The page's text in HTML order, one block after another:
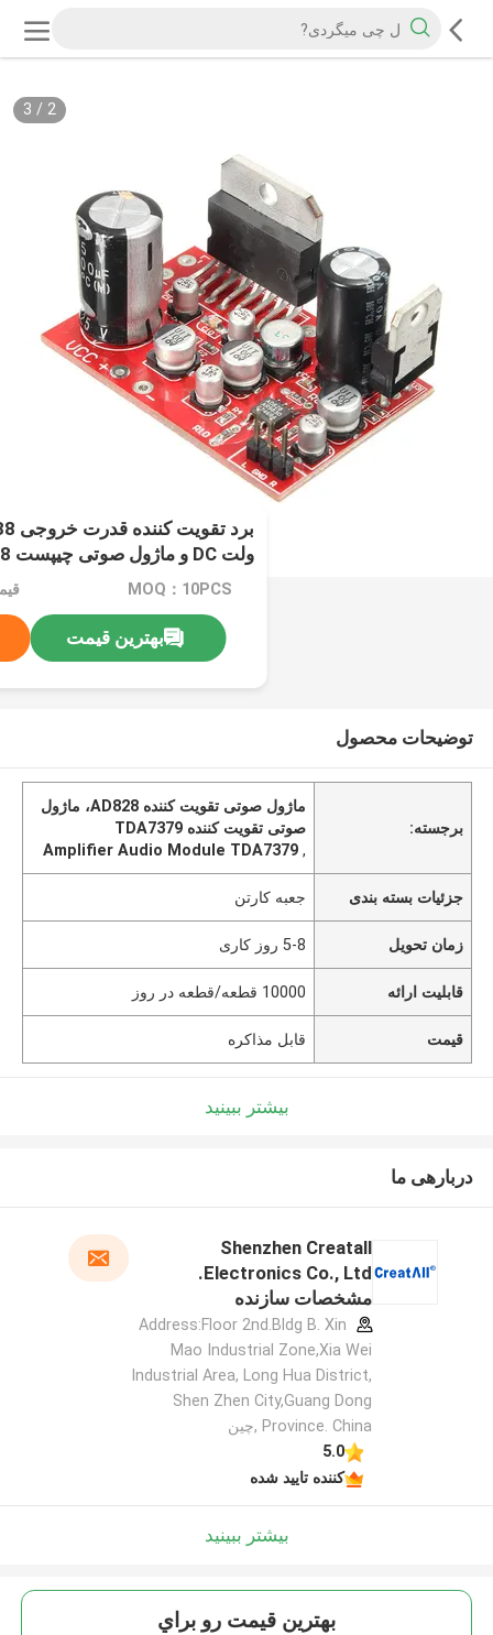
3
/
3
ولت DC و ماژول صوتی چیپست TDA7379 + AD828
MOQ：10PCS
بهترین قیمت
توضیحات محصول
برجسته:
ماژول صوتی تقویت کننده AD828، ماژول
صوتی تقویت کننده TDA7379
,
Amplifier Audio Module TDA7379
جزئیات بسته بندی جعبه کارتن
زمان تحویل 5-8 روز کاری
قابلیت ارائه 10000 قطعه/قطعه در روز
قیمت قابل مذاکره
بیشتر ببینید
دربارهی ما
Shenzhen Creatall
Electronics Co., Ltd.
مشخصات سازنده
Address:Floor 2nd.Bldg B. Xin
Mao Industrial Zone,Xia Wei
Industrial Area, Long Hua District,
Shen Zhen City,Guang Dong
Province. China ,چین
5.0
کننده تایید شده
بیشتر ببینید
بهترين قيمت رو براي